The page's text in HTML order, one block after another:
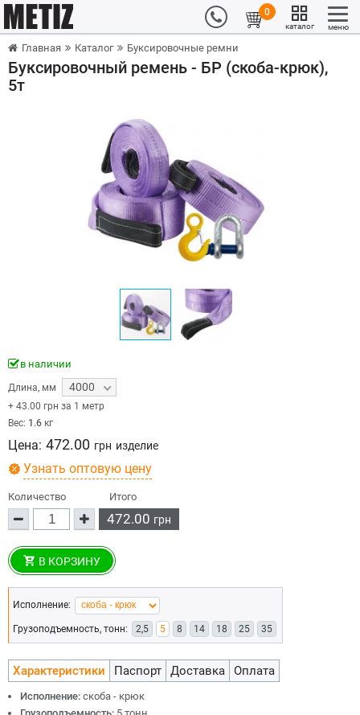
0
каталог меню
Главная Каталог Буксировочные ремни
Буксировочный ремень - БР (скоба-крюк),
5т
в наличии
Длина, мм 4000
+ 43.00 грн за 1 метр
Вес: 1.6 кг
Цена: 472.00 грн изделие
Узнать оптовую цену
Количество Итого
472.00 грн
В КОРЗИНУ
Исполнение:
Грузоподъемность, тонн: 2,5 5 8 14 18 25 35
Характеристики Паспорт Доставка Оплата
Исполнение: скоба - крюк